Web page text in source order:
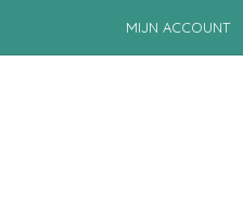
MIJN ACCOUNT